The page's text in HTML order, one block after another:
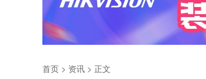
首页 > 资讯 > 正文